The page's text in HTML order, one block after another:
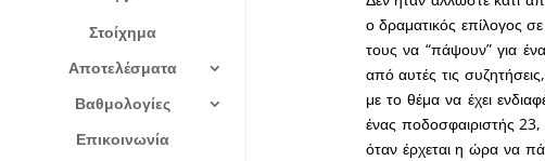
Στοίχημα
Αποτελέσματα
Βαθμολογίες
Επικοινωνία
ο δραματικός επίλογος
τους να “πάψουν” για
από αυτές τις
με το θέμα να έχει
ένας ποδοσφαιριστής
όταν έρχεται η ώρα να